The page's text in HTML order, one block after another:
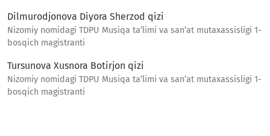
Dilmurodjonova Diyora Sherzod qizi
Nizomiy nomidagi TDPU Musiqa taʼlimi va sanʼat mutaxassisligi 1-
bosqich magistranti
Tursunova Xusnora Botirjon qizi
Nizomiy nomidagi TDPU Musiqa taʼlimi va sanʼat mutaxassisligi 1-
bosqich magistranti